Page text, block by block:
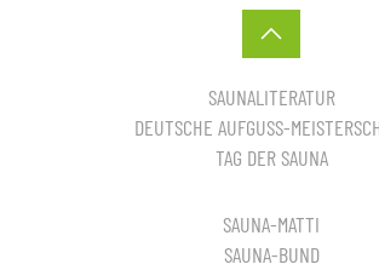
SAUNALITERATUR
DEUTSCHE AUFGUSS-
TAG DER SAUNA
SAUNA-MATTI
SAUNA-BUND